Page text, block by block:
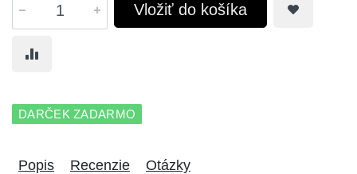
Vložiť do košíka
DARČEK ZADARMO
Popis Recenzie Otázky